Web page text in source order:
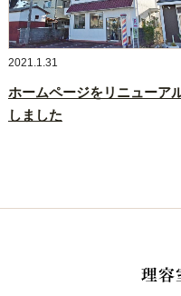
2021.1.31
ホームページをリニューア
しました